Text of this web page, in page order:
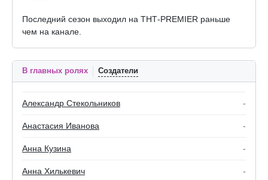
Последний сезон выходил на ТНТ-PREMIER раньше
чем на канале.
В главных ролях Создатели
Александр Стекольников -
Анастасия Иванова -
Анна Кузина -
Анна Хилькевич -